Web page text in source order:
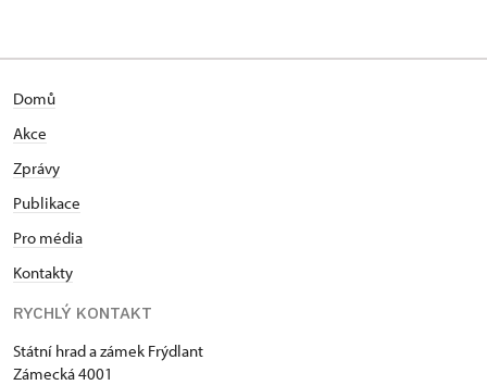
Domů
Akce
Zprávy
Publikace
Pro média
Kontakty
RYCHLÝ KONTAKT
Státní hrad a zámek Frýdlant
Zámecká 4001